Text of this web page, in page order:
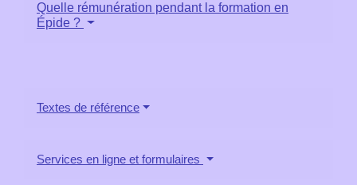
Quelle rémunération pendant la formation en
Épide ?
Textes de référence
Services en ligne et formulaires